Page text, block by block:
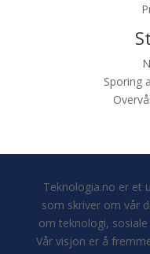
Sporing
Teknologia.no er et
som skriver om vår
om teknologi,
Vår visjon er å